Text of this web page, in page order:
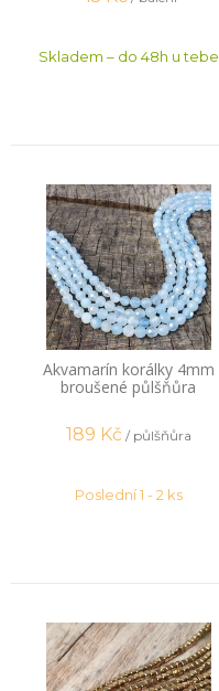
Skladem – do 48h u tebe
Akvamarín korálky 4mm
broušené půlšňůra
189 Kč / půlšňůra
Poslední 1 - 2 ks